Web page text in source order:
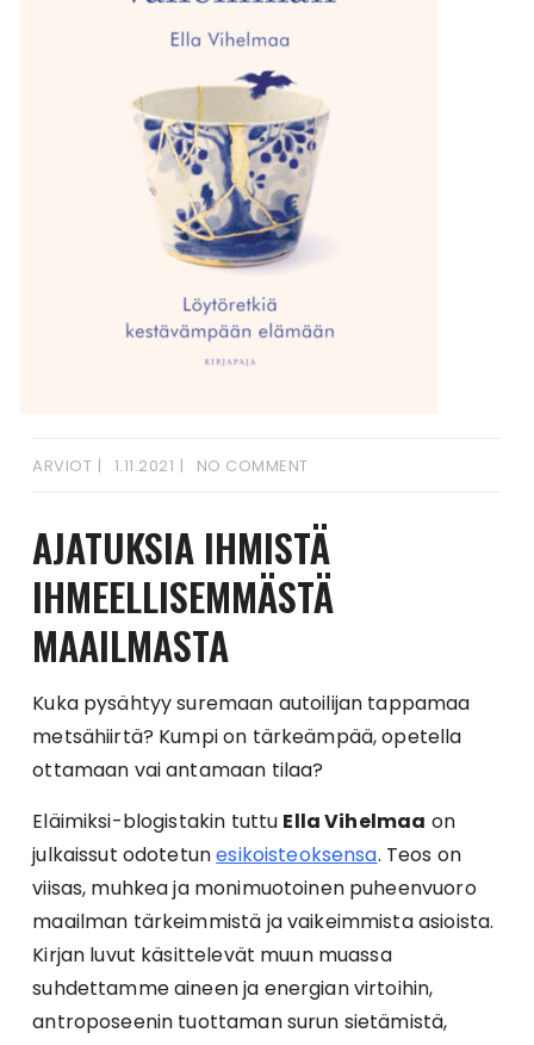
ARVIOT 1.11.2021 NO COMMENT
AJATUKSIA IHMISTÄ
IHMEELLISEMMÄSTÄ
MAAILMASTA
Kuka pysähtyy suremaan autoilijan tappamaa
metsähiirtä? Kumpi on tärkeämpää, opetella
ottamaan vai antamaan tilaa?
Eläimiksi-blogistakin tuttu Ella Vihelmaa on
julkaissut odotetunesikoisteoksensa. Teos on
viisas, muhkea ja monimuotoinen puheenvuoro
maailman tärkeimmistä ja vaikeimmista asioista.
Kirjan luvut käsittelevät muun muassa
suhdettamme aineen ja energian virtoihin,
antroposeenin tuottaman surun sietämistä,